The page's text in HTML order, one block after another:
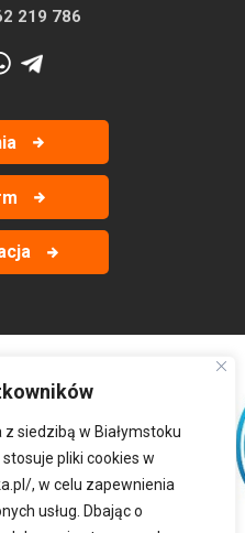
z siedzibą w Białymstoku
pliki cookies w
, w celu zapewnienia
usług. Dbając o
219 786